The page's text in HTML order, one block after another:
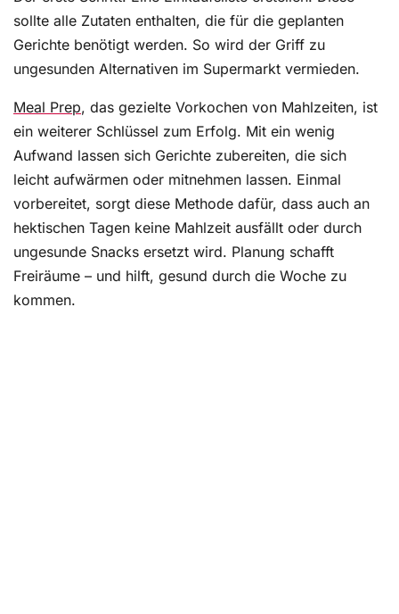
Kleine Routinen mit großer Wirkung
Fazit: Gesund bleiben trotz Stress
sollte alle Zutaten enthalten, die für die geplanten
Gerichte benötigt werden. So wird der Griff zu
ungesunden Alternativen im Supermarkt vermieden.
Meal Prep, das gezielte Vorkochen von Mahlzeiten, ist
ein weiterer Schlüssel zum Erfolg. Mit ein wenig
Aufwand lassen sich Gerichte zubereiten, die sich
leicht aufwärmen oder mitnehmen lassen. Einmal
vorbereitet, sorgt diese Methode dafür, dass auch an
hektischen Tagen keine Mahlzeit ausfällt oder durch
ungesunde Snacks ersetzt wird. Planung schafft
Freiräume – und hilft, gesund durch die Woche zu
kommen.